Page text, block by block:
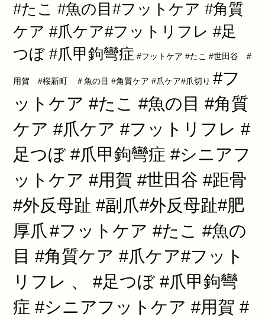
#たこ #魚の目#フットケア #角質
ケア #爪ケア#フットリフレ #足
つぼ #爪甲鉤彎症 #フットケア #たこ #世田谷 #
用賀 #桜新町 ＃魚の目 #角質ケア #爪ケア#爪切り #フ
ットケア #たこ #魚の目 #角質
ケア #爪ケア #フットリフレ #
足つぼ #爪甲鉤彎症 #シニアフ
ットケア #用賀 #世田谷 #距骨
#外反母趾 #副爪#外反母趾#肥
厚爪 #フットケア #たこ #魚の
目 #角質ケア #爪ケア#フット
リフレ 、 #足つぼ #爪甲鉤彎
症 #シニアフットケア #用賀 #